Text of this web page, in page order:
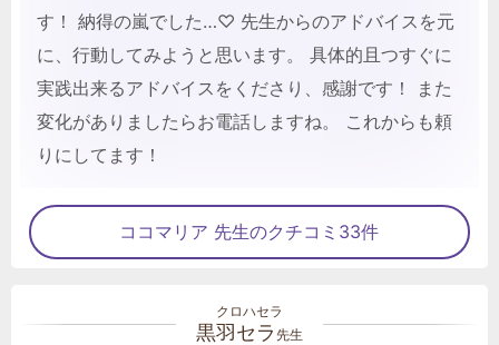
す！ 納得の嵐でした…♡ 先生からのアドバイスを元
に、行動してみようと思います。 具体的且つすぐに
実践出来るアドバイスをくださり、感謝です！ また
変化がありましたらお電話しますね。 これからも頼
りにしてます！
ココマリア 先生のクチコミ33件
黒羽セラ 先生